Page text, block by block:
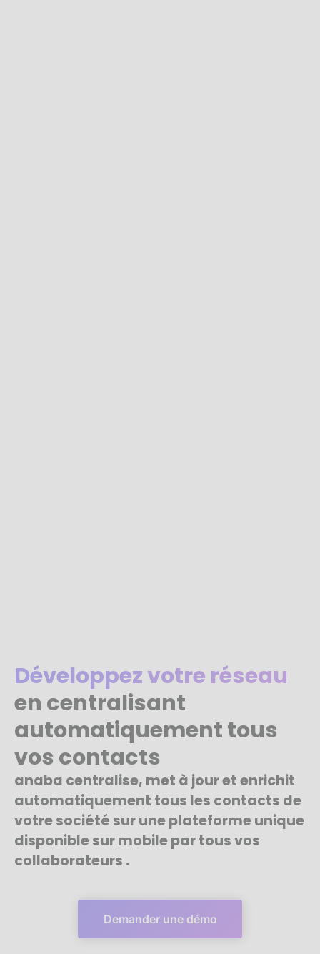
Développez votre réseau
en centralisant
automatiquement tous
vos contacts
anaba centralise, met à jour et enrichit
automatiquement tous les contacts de
votre société sur une plateforme unique
disponible sur mobile par tous vos
collaborateurs .
Demander une démo